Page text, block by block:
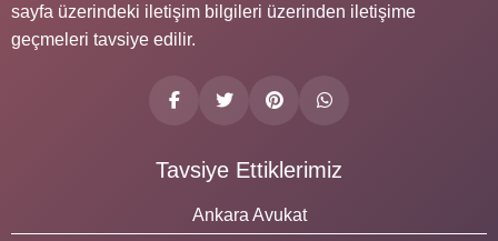
sayfa üzerindeki iletişim bilgileri üzerinden iletişime
geçmeleri tavsiye edilir.
Tavsiye Ettiklerimiz
Ankara Avukat